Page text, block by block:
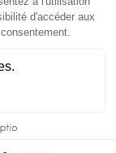
réservés